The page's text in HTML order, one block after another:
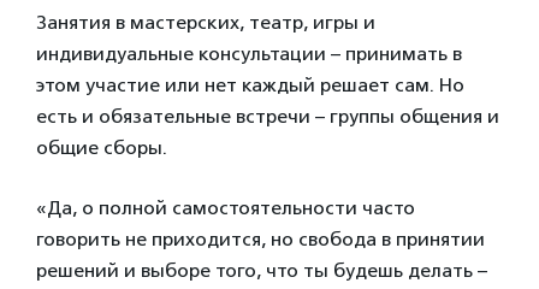
Занятия в мастерских, театр, игры и
индивидуальные консультации – принимать в
этом участие или нет каждый решает сам. Но
есть и обязательные встречи – группы общения и
общие сборы.
«Да, о полной самостоятельности часто
говорить не приходится, но свобода в принятии
решений и выборе того, что ты будешь делать –